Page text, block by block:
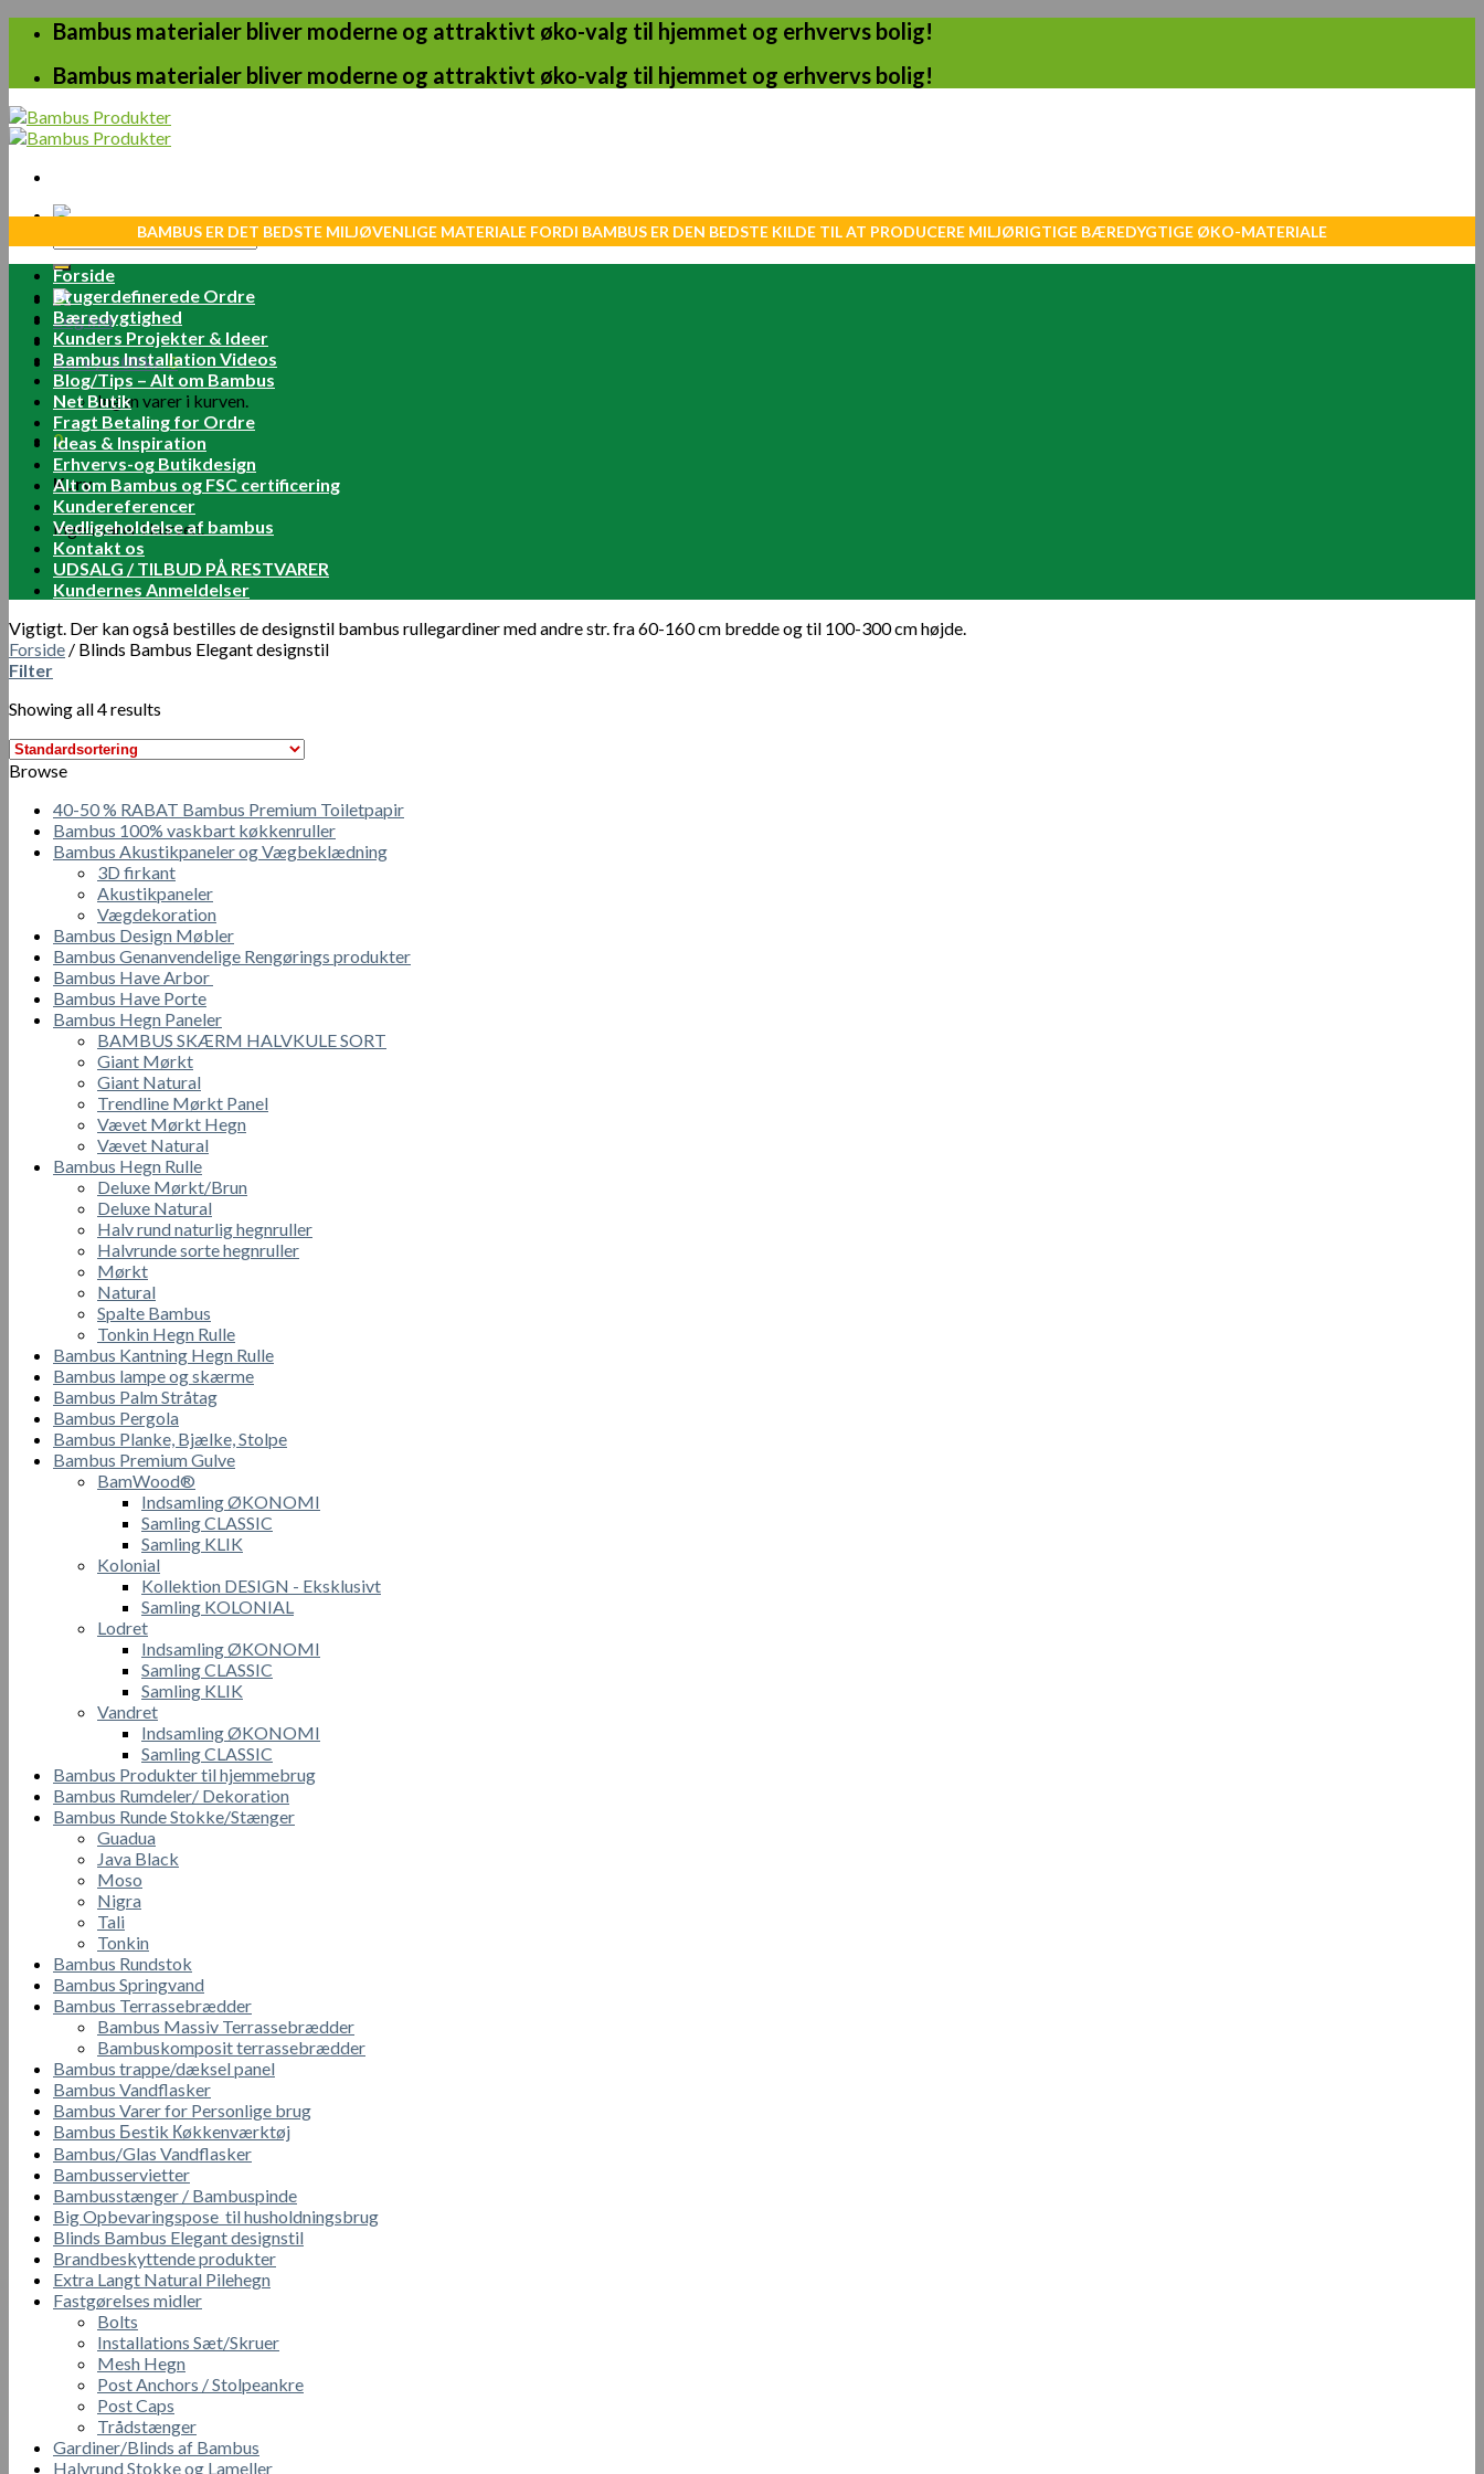
Skip
content
Bambus materialer bliver moderne og attraktivt øko-valg til hjemmet og erhvervs bolig!
Bambus materialer bliver moderne og attraktivt øko-valg til hjemmet og erhvervs bolig!
efter:
Log ind
Kurv /0.00kr.0
Ingen varer i kurven.
0
Kurv
Ingen varer i kurven.
BAMBUS ER DET BEDSTE MILJØVENLIGE MATERIALE FORDI BAMBUS ER DEN BEDSTE KILDE TIL AT PRODUCERE MILJØRIGTIGE BÆREDYGTIGE ØKO-MATERIALE
Forside
Brugerdefinerede Ordre
Bæredygtighed
Kunders Projekter & Ideer
Bambus Installation Videos
Blog/Tips – Alt om Bambus
Net Butik
Fragt Betaling for Ordre
Ideas & Inspiration
Erhvervs-og Butikdesign
Alt om Bambus og FSC certificering
Kundereferencer
Vedligeholdelse af bambus
Kontakt os
UDSALG / TILBUD PÅ RESTVARER
Kundernes Anmeldelser
Vigtigt. Der kan også bestilles de designstil bambus rullegardiner med andre str. fra 60-160 cm bredde og til 100-300 cm højde.
Forside / Blinds Bambus Elegant designstil
Filter
Showing all 4 results
Browse
40-50 % RABAT Bambus Premium Toiletpapir
Bambus 100% vaskbart køkkenruller
Bambus Akustikpaneler og Vægbeklædning
3D firkant
Akustikpaneler
Vægdekoration
Bambus Design Møbler
Bambus Genanvendelige Rengørings produkter
Bambus Have Arbor
Bambus Have Porte
Bambus Hegn Paneler
BAMBUS SKÆRM HALVKULE SORT
Giant Mørkt
Giant Natural
Trendline Mørkt Panel
Vævet Mørkt Hegn
Vævet Natural
Bambus Hegn Rulle
Deluxe Mørkt/Brun
Deluxe Natural
Halv rund naturlig hegnruller
Halvrunde sorte hegnruller
Mørkt
Natural
Spalte Bambus
Tonkin Hegn Rulle
Bambus Kantning Hegn Rulle
Bambus lampe og skærme
Bambus Palm Stråtag
Bambus Pergola
Bambus Planke, Bjælke, Stolpe
Bambus Premium Gulve
BamWood®
Indsamling ØKONOMI
Samling CLASSIC
Samling KLIK
Kolonial
Kollektion DESIGN - Eksklusivt
Samling KOLONIAL
Lodret
Indsamling ØKONOMI
Samling CLASSIC
Samling KLIK
Vandret
Indsamling ØKONOMI
Samling CLASSIC
Bambus Produkter til hjemmebrug
Bambus Rumdeler/ Dekoration
Bambus Runde Stokke/Stænger
Guadua
Java Black
Moso
Nigra
Tali
Tonkin
Bambus Rundstok
Bambus Springvand
Bambus Terrassebrædder
Bambus Massiv Terrassebrædder
Bambuskomposit terrassebrædder
Bambus trappe/dæksel panel
Bambus Vandflasker
Bambus Varer for Personlige brug
Bambus Бestik Кøkkenværktøj
Bambus/Glas Vandflasker
Bambusservietter
Bambusstænger / Bambuspinde
Big Opbevaringspose til husholdningsbrug
Blinds Bambus Elegant designstil
Brandbeskyttende produkter
Extra Langt Natural Pilehegn
Fastgørelses midler
Bolts
Installations Sæt/Skruer
Mesh Hegn
Post Anchors / Stolpeankre
Post Caps
Trådstænger
Gardiner/Blinds af Bambus
Halvrund Stokke og Lameller